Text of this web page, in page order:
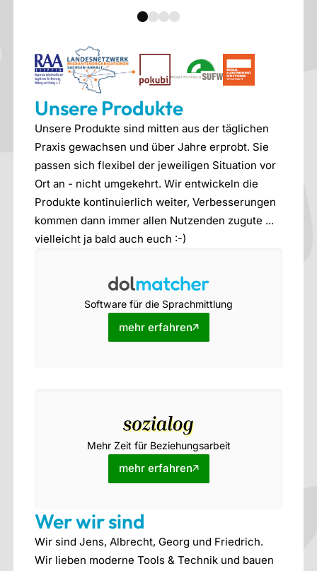
Unsere Produkte
Unsere Produkte sind mitten aus der täglichen
Praxis gewachsen und über Jahre erprobt. Sie
passen sich flexibel der jeweiligen Situation vor
Ort an - nicht umgekehrt. Wir entwickeln die
Produkte kontinuierlich weiter, Verbesserungen
kommen dann immer allen Nutzenden zugute ...
vielleicht ja bald auch euch :-)
Software für die Sprachmittlung
mehr erfahren
Mehr Zeit für Beziehungsarbeit
mehr erfahren
Wer wir sind
Wir sind Jens, Albrecht, Georg und Friedrich.
Wir lieben moderne Tools & Technik und bauen